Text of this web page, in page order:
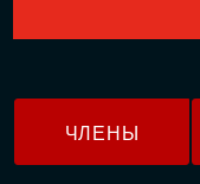
ЧЛЕНЫ